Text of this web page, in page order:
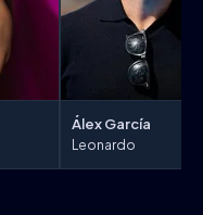
Álex García
Leonardo